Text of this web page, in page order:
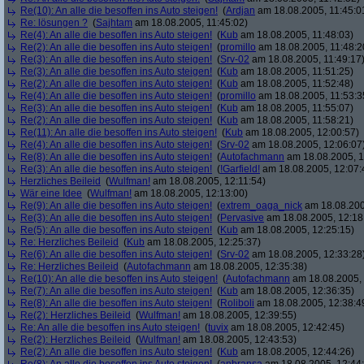
Re(10): An alle die besoffen ins Auto steigen! (Ardjan am 18.08.2005,
Re: lösungen ? (Sajhtam am 18.08.2005, 11:45:02)
Re(4): An alle die besoffen ins Auto steigen! (Kub am 18.08.2005, 11:48:03)
Re(2): An alle die besoffen ins Auto steigen! (promillo am 18.08.2005,
Re(3): An alle die besoffen ins Auto steigen! (Srv-02 am 18.08.2005, 11:49:17)
Re(3): An alle die besoffen ins Auto steigen! (Kub am 18.08.2005, 11:51:25)
Re(2): An alle die besoffen ins Auto steigen! (Kub am 18.08.2005, 11:52:48)
Re(4): An alle die besoffen ins Auto steigen! (promillo am 18.08.2005,
Re(3): An alle die besoffen ins Auto steigen! (Kub am 18.08.2005, 11:55:07)
Re(2): An alle die besoffen ins Auto steigen! (Kub am 18.08.2005, 11:58:21)
Re(11): An alle die besoffen ins Auto steigen! (Kub am 18.08.2005, 12:00:57)
Re(4): An alle die besoffen ins Auto steigen! (Srv-02 am 18.08.2005,
Re(8): An alle die besoffen ins Auto steigen! (Autofachmann am 18.08.2005,
Re(3): An alle die besoffen ins Auto steigen! (!Garfield! am 18.08.2005,
Herzliches Beileid (Wulfman! am 18.08.2005, 12:11:54)
Wär eine Idee (Wulfman! am 18.08.2005, 12:13:00)
Re(9): An alle die besoffen ins Auto steigen! (extrem_oaga_nick am
Re(3): An alle die besoffen ins Auto steigen! (Pervasive am 18.08.2005,
Re(5): An alle die besoffen ins Auto steigen! (Kub am 18.08.2005, 12:25:15)
Re: Herzliches Beileid (Kub am 18.08.2005, 12:25:37)
Re(6): An alle die besoffen ins Auto steigen! (Srv-02 am 18.08.2005,
Re: Herzliches Beileid (Autofachmann am 18.08.2005, 12:35:38)
Re(10): An alle die besoffen ins Auto steigen! (Autofachmann am
Re(7): An alle die besoffen ins Auto steigen! (Kub am 18.08.2005, 12:36:35)
Re(8): An alle die besoffen ins Auto steigen! (Roliboli am 18.08.2005,
Re(2): Herzliches Beileid (Wulfman! am 18.08.2005, 12:39:55)
Re: An alle die besoffen ins Auto steigen! (tuvix am 18.08.2005, 12:42:45)
Re(2): Herzliches Beileid (Wulfman! am 18.08.2005, 12:43:53)
Re(2): An alle die besoffen ins Auto steigen! (Kub am 18.08.2005, 12:44:26)